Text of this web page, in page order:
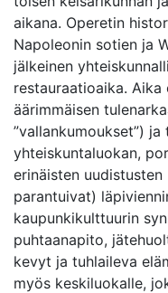
aikana. Operetin
Napoleonin sotien ja
jälkeinen
restauraatioaika.
äärimmäisen
”vallankumoukset”)
yhteiskuntaluokan,
erinäisten
parantuivat)
kaupunkikulttuurin
puhtaanapito,
kevyt ja tuhlaileva
myös keskiluokalle,